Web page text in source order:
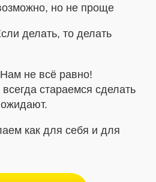
но не проще
делать, то делать
Нам не всё равно!
стараемся сделать
как для себя и для